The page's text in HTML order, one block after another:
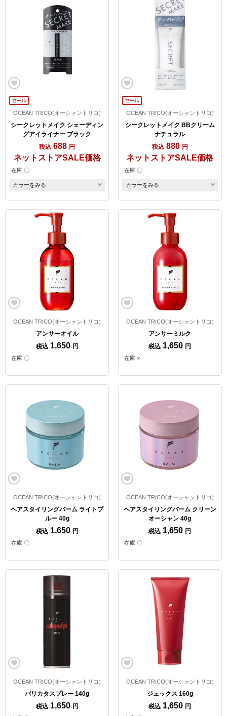
OCEAN TRICO(オーシャントリコ)
シークレットメイク シェーディン
グアイライナー ブラック
税込 688 円
ネットストアSALE価格
在庫 〇
カラーをみる
OCEAN TRICO(オーシャントリコ)
シークレットメイク BBクリーム
ナチュラル
税込 880 円
ネットストアSALE価格
在庫 〇
カラーをみる
OCEAN TRICO(オーシャントリコ)
アンサーオイル
税込 1,650 円
在庫 〇
OCEAN TRICO(オーシャントリコ)
アンサーミルク
税込 1,650 円
在庫 ×
OCEAN TRICO(オーシャントリコ)
ヘアスタイリングバーム ライトブ
ルー 40g
税込 1,650 円
在庫 〇
OCEAN TRICO(オーシャントリコ)
ヘアスタイリングバーム クリーン
オーシャン 40g
税込 1,650 円
在庫 〇
OCEAN TRICO(オーシャントリコ)
バリカタスプレー 140g
税込 1,650 円
OCEAN TRICO(オーシャントリコ)
ジェックス 160g
税込 1,650 円